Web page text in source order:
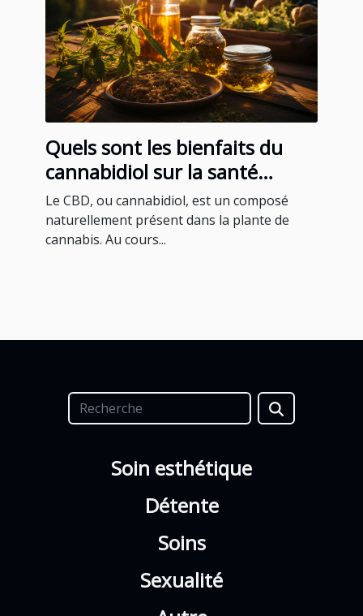
Quels sont les bienfaits du
cannabidiol sur la santé
humaine ?
Le CBD, ou cannabidiol, est un composé
naturellement présent dans la plante de
cannabis. Au cours...
Soin esthétique
Détente
Soins
Sexualité